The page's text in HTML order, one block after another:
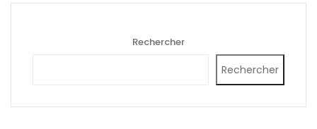
Rechercher
Rechercher